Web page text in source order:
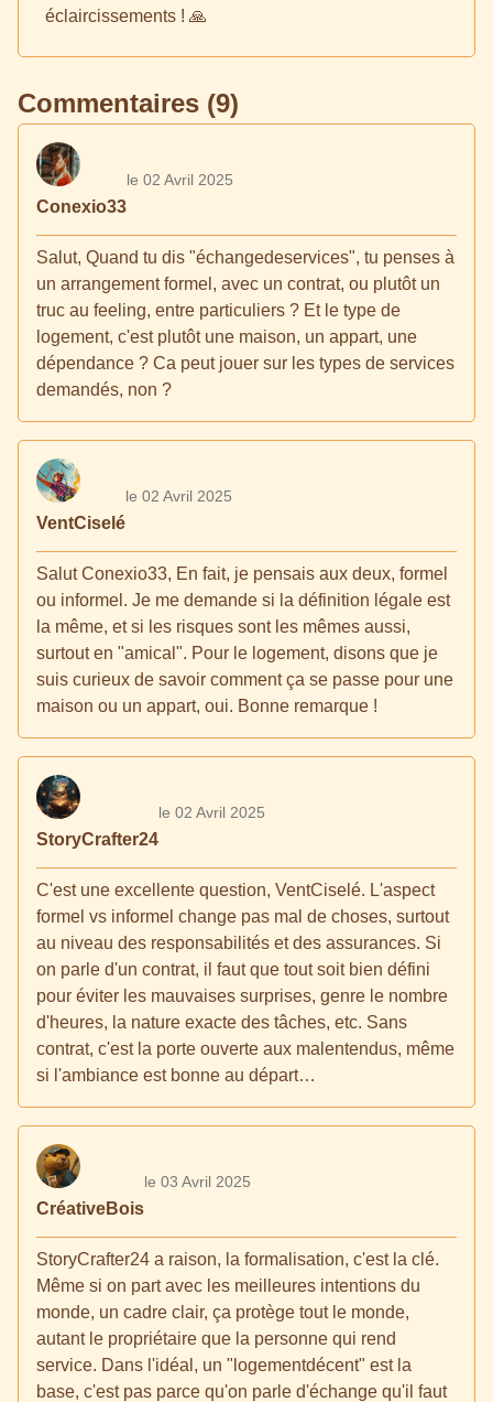
éclaircissements ! 🙏
Commentaires (9)
Conexio33
le 02 Avril 2025
Salut, Quand tu dis "échangedeservices", tu penses à
un arrangement formel, avec un contrat, ou plutôt un
truc au feeling, entre particuliers ? Et le type de
logement, c'est plutôt une maison, un appart, une
dépendance ? Ca peut jouer sur les types de services
demandés, non ?
VentCiselé
le 02 Avril 2025
Salut Conexio33, En fait, je pensais aux deux, formel
ou informel. Je me demande si la définition légale est
la même, et si les risques sont les mêmes aussi,
surtout en "amical". Pour le logement, disons que je
suis curieux de savoir comment ça se passe pour une
maison ou un appart, oui. Bonne remarque !
StoryCrafter24
le 02 Avril 2025
C'est une excellente question, VentCiselé. L'aspect
formel vs informel change pas mal de choses, surtout
au niveau des responsabilités et des assurances. Si
on parle d'un contrat, il faut que tout soit bien défini
pour éviter les mauvaises surprises, genre le nombre
d'heures, la nature exacte des tâches, etc. Sans
contrat, c'est la porte ouverte aux malentendus, même
si l'ambiance est bonne au départ…
CréativeBois
le 03 Avril 2025
StoryCrafter24 a raison, la formalisation, c'est la clé.
Même si on part avec les meilleures intentions du
monde, un cadre clair, ça protège tout le monde,
autant le propriétaire que la personne qui rend
service. Dans l'idéal, un "logementdécent" est la
base, c'est pas parce qu'on parle d'échange qu'il faut